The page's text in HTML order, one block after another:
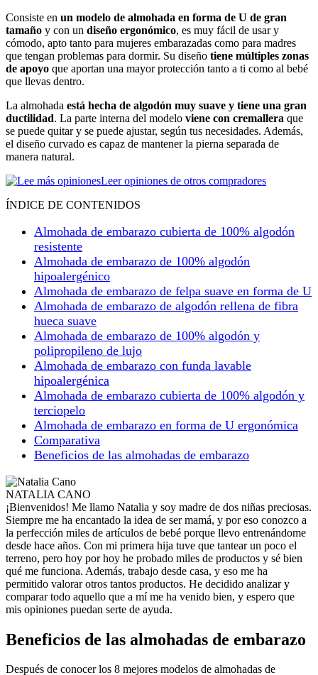
Consiste en un modelo de almohada en forma de U de gran
tamaño y con un diseño ergonómico, es muy fácil de usar y
cómodo, apto tanto para mujeres embarazadas como para madres
que tengan problemas para dormir. Su diseño tiene múltiples zonas
de apoyo que aportan una mayor protección tanto a ti como al bebé
que llevas dentro.
La almohada está hecha de algodón muy suave y tiene una gran
ductilidad. La parte interna del modelo viene con cremallera que
se puede quitar y se puede ajustar, según tus necesidades. Además,
el diseño curvado es capaz de mantener la pierna separada de
manera natural.
Leer opiniones de otros compradores
ÍNDICE DE CONTENIDOS
Almohada de embarazo cubierta de 100% algodón
resistente
Almohada de embarazo de 100% algodón
hipoalergénico
Almohada de embarazo de felpa suave en forma de U
Almohada de embarazo de algodón rellena de fibra
hueca suave
Almohada de embarazo de 100% algodón y
polipropileno de lujo
Almohada de embarazo con funda lavable
hipoalergénica
Almohada de embarazo cubierta de 100% algodón y
terciopelo
Almohada de embarazo en forma de U ergonómica
Comparativa
Beneficios de las almohadas de embarazo
NATALIA CANO
¡Bienvenidos! Me llamo Natalia y soy madre de dos niñas preciosas.
Siempre me ha encantado la idea de ser mamá, y por eso conozco a
la perfección miles de artículos de bebé porque llevo entrenándome
desde hace años. Con mi primera hija tuve que tantear un poco el
terreno, pero hoy por hoy he probado miles de productos y sé bien
qué me funciona. Además, trabajo desde casa, y eso me ha
permitido valorar otros tantos productos. He decidido analizar y
comparar todo aquello que a mí me ha venido bien, y espero que
mis opiniones puedan serte de ayuda.
Beneficios de las almohadas de embarazo
Después de conocer los 8 mejores modelos de almohadas de